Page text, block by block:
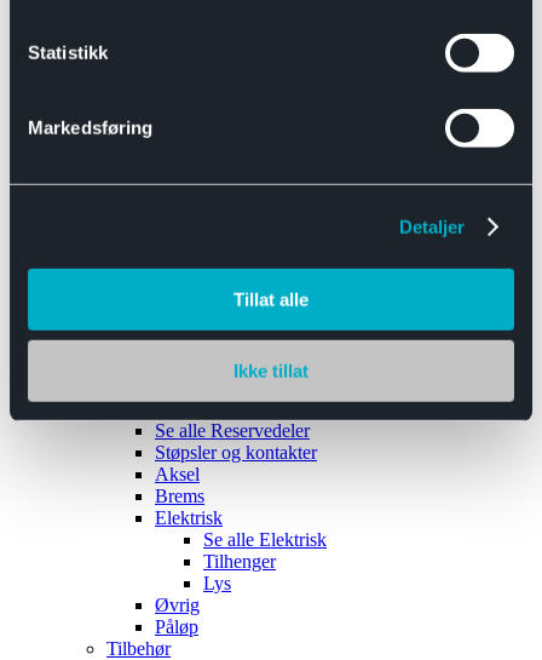
Statistikk
Markedsføring
Detaljer
Tillat alle
Ikke tillat
Båthengere
Reservedeler
Se alle Reservedeler
Støpsler og kontakter
Aksel
Brems
Elektrisk
Se alle Elektrisk
Tilhenger
Lys
Øvrig
Påløp
Tilbehør